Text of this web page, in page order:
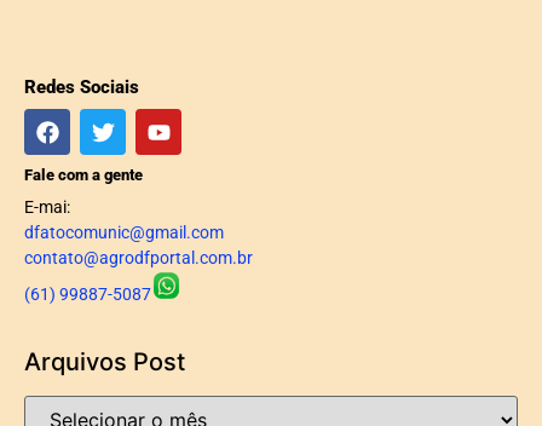
Redes Sociais
Fale com a gente
E-mai:
dfatocomunic@gmail.com
contato@agrodfportal.com.br
(61) 99887-5087
Arquivos Post